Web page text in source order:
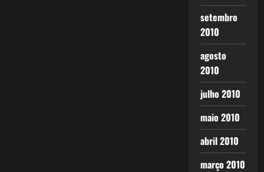
setembro
2010
agosto
2010
julho 2010
maio 2010
abril 2010
março 2010